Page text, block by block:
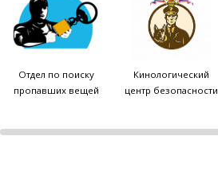
Отдел по поиску
пропавших вещей
Кинологический
центр безопасности